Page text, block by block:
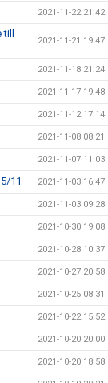
2021-11-22 21:42
2021-11-21 19:47
2021-11-18 21:24
2021-11-17 19:48
2021-11-12 17:14
2021-11-08 08:21
2021-11-07 11:03
11 2021-11-03 16:47
2021-11-03 09:28
2021-10-30 19:08
2021-10-28 10:37
2021-10-27 20:58
2021-10-25 08:31
2021-10-22 15:52
2021-10-20 20:00
2021-10-20 18:58